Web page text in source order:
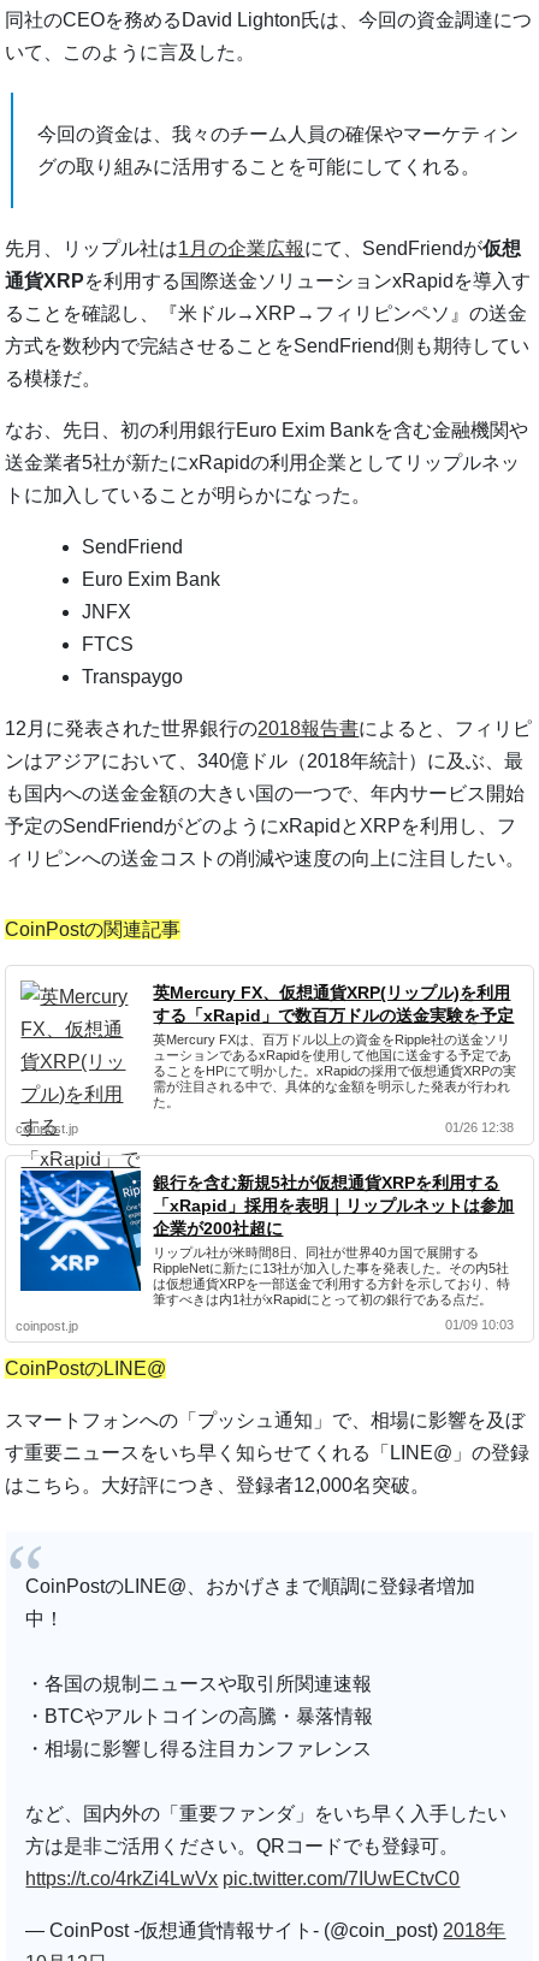
同社のCEOを務めるDavid Lighton氏は、今回の資金調達につ
いて、このように言及した。
今回の資金は、我々のチーム人員の確保やマーケティン
グの取り組みに活用することを可能にしてくれる。
先月、リップル社は1月の企業広報にて、SendFriendが仮想
通貨XRPを利用する国際送金ソリューションxRapidを導入す
ることを確認し、『米ドル→XRP→フィリピンペソ』の送金
方式を数秒内で完結させることをSendFriend側も期待してい
る模様だ。
なお、先日、初の利用銀行Euro Exim Bankを含む金融機関や
送金業者5社が新たにxRapidの利用企業としてリップルネッ
トに加入していることが明らかになった。
SendFriend
Euro Exim Bank
JNFX
FTCS
Transpaygo
12月に発表された世界銀行の2018報告書によると、フィリピ
ンはアジアにおいて、340億ドル（2018年統計）に及ぶ、最
も国内への送金金額の大きい国の一つで、年内サービス開始
予定のSendFriendがどのようにxRapidとXRPを利用し、フ
ィリピンへの送金コストの削減や速度の向上に注目したい。
CoinPostの関連記事
英Mercury FX、仮想通貨XRP(リップル)を利用
する「xRapid」で数百万ドルの送金実験を予定
英Mercury FXは、百万ドル以上の資金をRipple社の送金ソリ
ューションであるxRapidを使用して他国に送金する予定であ
ることをHPにて明かした。xRapidの採用で仮想通貨XRPの実
需が注目される中で、具体的な金額を明示した発表が行われ
た。
coinpost.jp
01/26 12:38
銀行を含む新規5社が仮想通貨XRPを利用する
「xRapid」採用を表明｜リップルネットは参加
企業が200社超に
リップル社が米時間8日、同社が世界40カ国で展開する
RippleNetに新たに13社が加入した事を発表した。その内5社
は仮想通貨XRPを一部送金で利用する方針を示しており、特
筆すべきは内1社がxRapidにとって初の銀行である点だ。
coinpost.jp
01/09 10:03
CoinPostのLINE@
スマートフォンへの「プッシュ通知」で、相場に影響を及ぼ
す重要ニュースをいち早く知らせてくれる「LINE@」の登録
はこちら。大好評につき、登録者12,000名突破。
CoinPostのLINE@、おかげさまで順調に登録者増加
中！
・各国の規制ニュースや取引所関連速報
・BTCやアルトコインの高騰・暴落情報
・相場に影響し得る注目カンファレンス
など、国内外の「重要ファンダ」をいち早く入手したい
方は是非ご活用ください。QRコードでも登録可。
https://t.co/4rkZi4LwVx pic.twitter.com/7IUwECtvC0
— CoinPost -仮想通貨情報サイト- (@coin_post) 2018年